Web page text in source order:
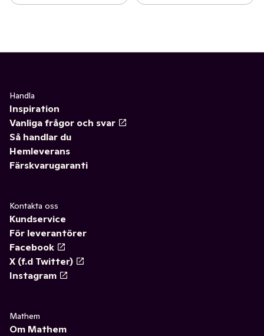
Handla
Inspiration
Vanliga frågor och svar
Så handlar du
Hemleverans
Färskvarugaranti
Kontakta oss
Kundservice
För leverantörer
Facebook
X (f.d Twitter)
Instagram
Mathem
Om Mathem